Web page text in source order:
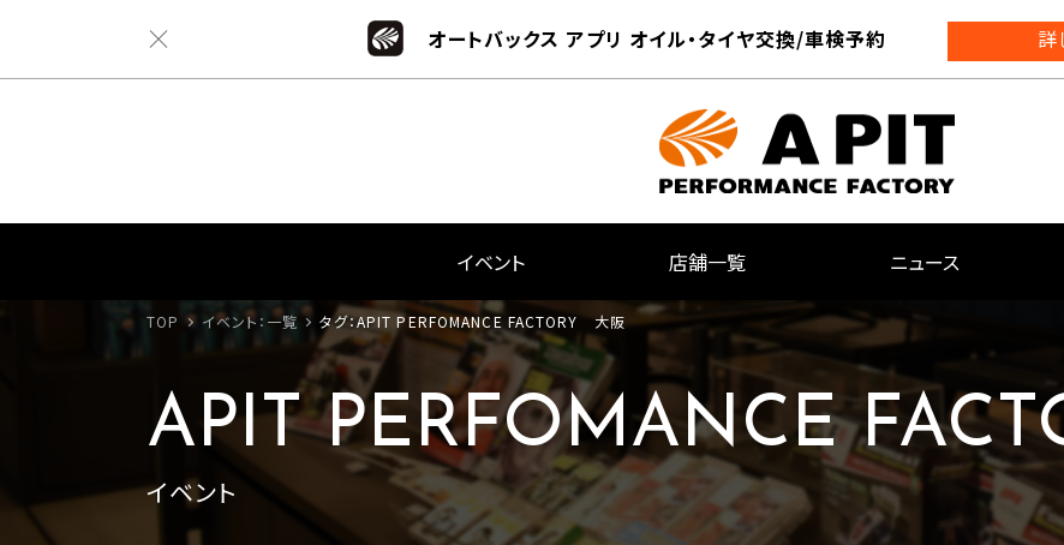
オートバックス アプリ オイル・タイヤ交換/車検予約 詳
イベント 店舗一覧 ニュース
TOP イベント：一覧 タグ：APIT PERFOMANCE FACTORY 大阪
APIT PERFOMANCE
イベント